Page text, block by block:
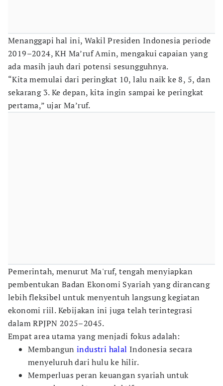
Menanggapi hal ini, Wakil Presiden Indonesia periode
2019–2024, KH Ma’ruf Amin, mengakui capaian yang
ada masih jauh dari potensi sesungguhnya.
“Kita memulai dari peringkat 10, lalu naik ke 8, 5, dan
sekarang 3. Ke depan, kita ingin sampai ke peringkat
pertama,” ujar Ma’ruf.
Pemerintah, menurut Ma'ruf, tengah menyiapkan
pembentukan Badan Ekonomi Syariah yang dirancang
lebih fleksibel untuk menyentuh langsung kegiatan
ekonomi riil. Kebijakan ini juga telah terintegrasi
dalam RPJPN 2025–2045.
Empat area utama yang menjadi fokus adalah:
Membangunindustri halal Indonesia secara
menyeluruh dari hulu ke hilir.
Memperluas peran keuangan syariah untuk